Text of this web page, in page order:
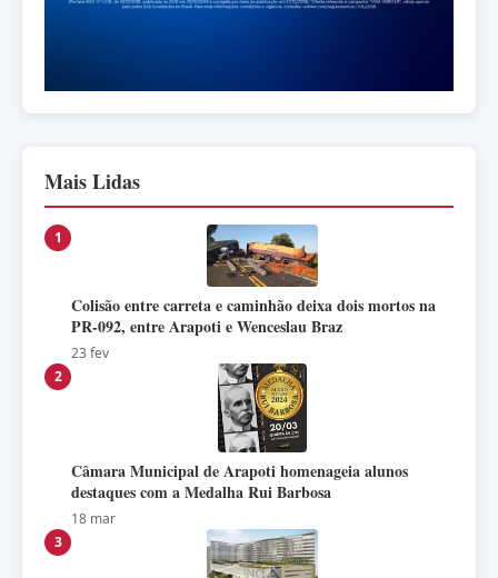
Mais Lidas
1
Colisão entre carreta e caminhão deixa dois mortos na
PR-092, entre Arapoti e Wenceslau Braz
23 fev
2
Câmara Municipal de Arapoti homenageia alunos
destaques com a Medalha Rui Barbosa
18 mar
3